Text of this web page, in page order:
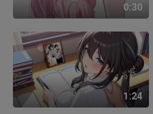
0:30
1:24